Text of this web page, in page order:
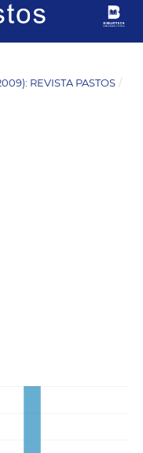
REVISTA PASTOS /